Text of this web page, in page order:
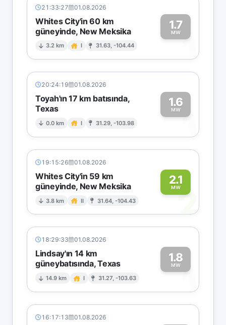
21:33:27 01.08.2026
Whites City'in 60 km
güneyinde, New Meksika
3.2 km I 31.63, -104.44
1.7
MW1
20:24:19 01.08.2026
Toyah'ın 17 km batısında,
Texas
0.0 km I 31.29, -103.98
1.6
MW1
19:15:26 01.08.2026
Whites City'in 59 km
güneyinde, New Meksika
3.8 km II 31.64, -104.43
2.1
MW2
18:29:33 01.08.2026
Lindsay'ın 14 km
güneybatısında, Texas
14.9 km I 31.27, -103.63
1.8
MW1
16:17:13 01.08.2026